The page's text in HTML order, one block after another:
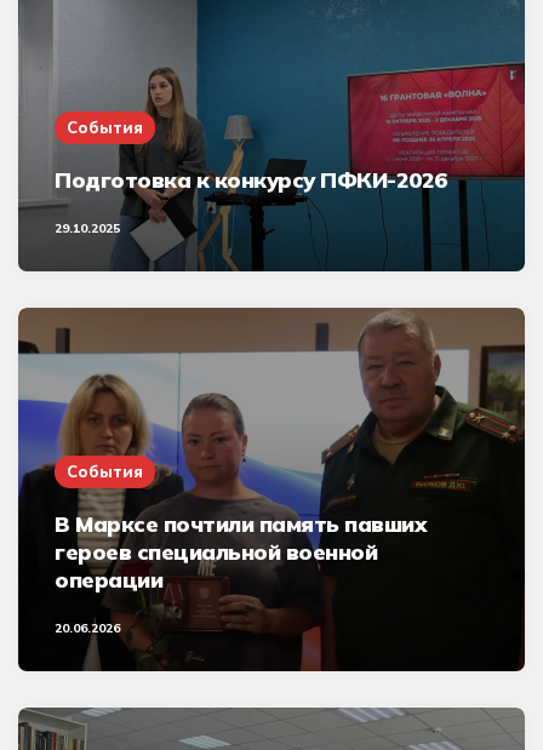
События
Подготовка к конкурсу ПФКИ-2026
29.10.2025
События
В Марксе почтили память павших
героев специальной военной
операции
20.06.2026